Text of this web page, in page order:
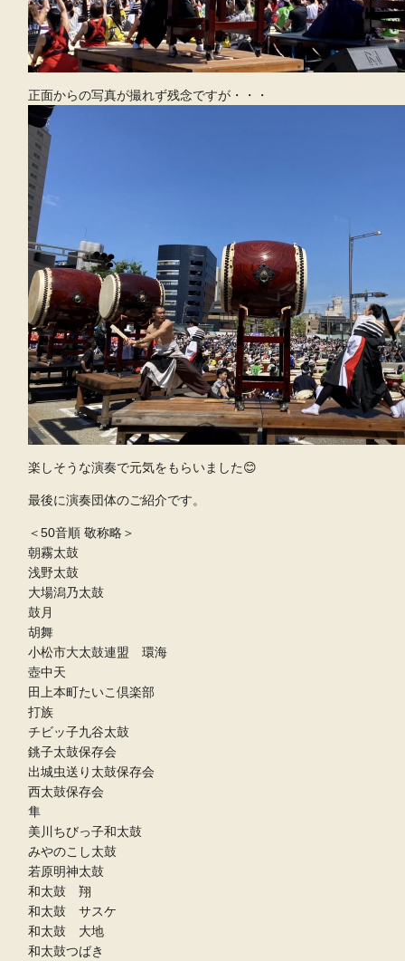
正面からの写真が撮れず残念ですが・・・
楽しそうな演奏で元気をもらいました😊
最後に演奏団体のご紹介です。
＜50音順 敬称略＞
朝霧太鼓
浅野太鼓
大場潟乃太鼓
鼓月
胡舞
小松市大太鼓連盟 環海
壺中天
田上本町たいこ倶楽部
打族
チビッ子九谷太鼓
銚子太鼓保存会
出城虫送り太鼓保存会
西太鼓保存会
隼
美川ちびっ子和太鼓
みやのこし太鼓
若原明神太鼓
和太鼓 翔
和太鼓 サスケ
和太鼓 大地
和太鼓つばき